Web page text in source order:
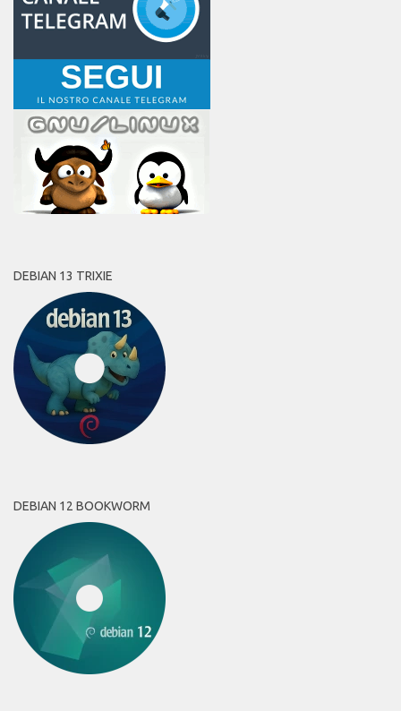
DEBIAN 13 TRIXIE
DEBIAN 12 BOOKWORM